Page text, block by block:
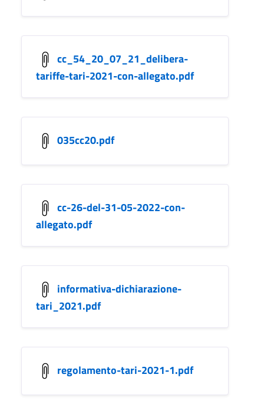
cc_54_20_07_21_delibera-
tariffe-tari-2021-con-allegato.pdf
035cc20.pdf
cc-26-del-31-05-2022-con-
allegato.pdf
informativa-dichiarazione-
tari_2021.pdf
regolamento-tari-2021-1.pdf